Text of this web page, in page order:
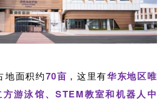
地面积约70亩 ，这里有华东地区唯
方游泳馆、STEM教室和机器人中